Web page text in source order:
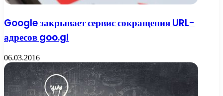
Google закрывает сервис сокращения URL-
адресов goo.gl
06.03.2016